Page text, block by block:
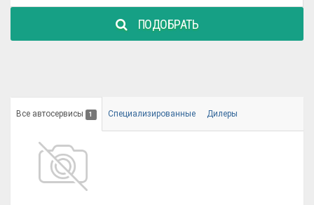
ПОДОБРАТЬ
Все автосервисы 1 Специализированные Дилеры